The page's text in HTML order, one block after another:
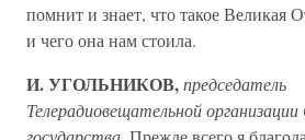
помнит и знает, что такое Великая
и чего она нам стоила.
И. УГОЛЬНИКОВ,председатель
Телерадиовещательной